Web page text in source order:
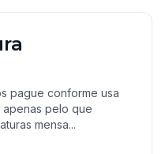
pague conforme usa
pelo que
mensa...